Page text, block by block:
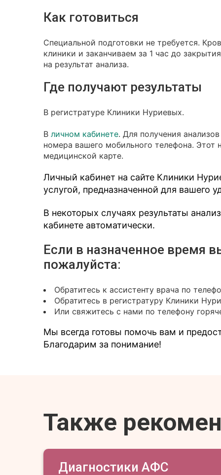
Как готовиться
Специальной подготовки не требуется.
клиники и заканчиваем за 1 час до
на результат анализа.
Где получают результаты
В регистратуре Клиники Нуриевых.
В личном кабинете. Для получения
номера вашего мобильного телефона.
медицинской карте.
Личный кабинет на сайте Клиники
услугой, предназначенной для вашего
В некоторых случаях результаты
кабинете автоматически.
Если в назначенное время
пожалуйста:
Обратитесь к ассистенту врача по
Обратитесь в регистратуру Клиники
Или свяжитесь с нами по телефону
Мы всегда готовы помочь вам и
Благодарим за понимание!
Также
Диагностики АФС